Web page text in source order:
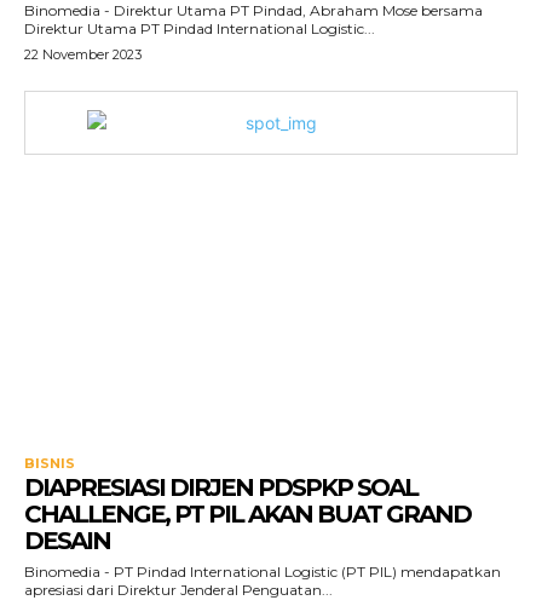
Binomedia - Direktur Utama PT Pindad, Abraham Mose bersama
Direktur Utama PT Pindad International Logistic...
22 November 2023
BISNIS
DIAPRESIASI DIRJEN PDSPKP SOAL
CHALLENGE, PT PIL AKAN BUAT GRAND
DESAIN
Binomedia - PT Pindad International Logistic (PT PIL) mendapatkan
apresiasi dari Direktur Jenderal Penguatan...